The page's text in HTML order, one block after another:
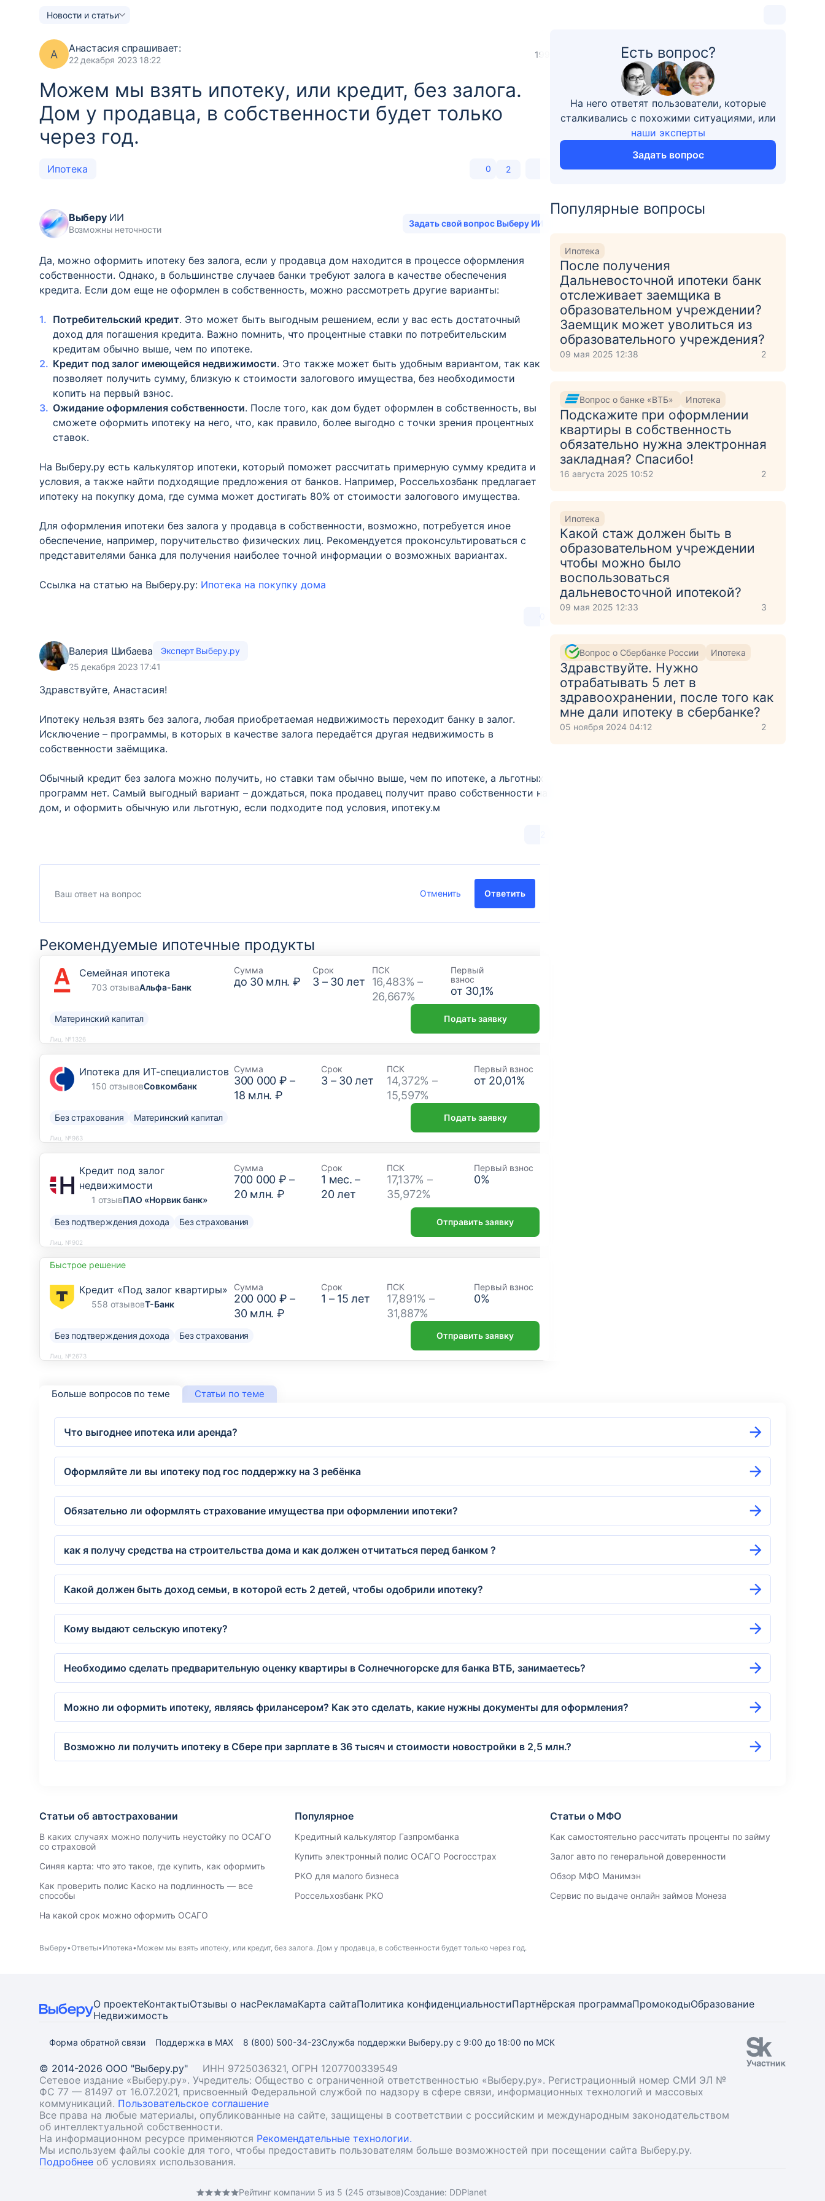
Новости и статьи
А Анастасия спрашивает:
22 декабря 2023 18:22
199
Можем мы взять ипотеку, или кредит, без залога.
Дом у продавца, в собственности будет только
через год.
Ипотека 0 2
ВыберуИИ
Возможны неточности
Задать свой вопрос Выберу ИИ
Да, можно оформить ипотеку без залога, если у продавца дом находится в процессе оформления
собственности. Однако, в большинстве случаев банки требуют залога в качестве обеспечения
кредита. Если дом еще не оформлен в собственность, можно рассмотреть другие варианты:
Потребительский кредит. Это может быть выгодным решением, если у вас есть достаточный
доход для погашения кредита. Важно помнить, что процентные ставки по потребительским
кредитам обычно выше, чем по ипотеке.
Кредит под залог имеющейся недвижимости. Это также может быть удобным вариантом, так как
позволяет получить сумму, близкую к стоимости залогового имущества, без необходимости
копить на первый взнос.
Ожидание оформления собственности. После того, как дом будет оформлен в собственность, вы
сможете оформить ипотеку на него, что, как правило, более выгодно с точки зрения процентных
ставок.
На Выберу.ру есть калькулятор ипотеки, который поможет рассчитать примерную сумму кредита и
условия, а также найти подходящие предложения от банков. Например, Россельхозбанк предлагает
ипотеку на покупку дома, где сумма может достигать 80% от стоимости залогового имущества.
Для оформления ипотеки без залога у продавца в собственности, возможно, потребуется иное
обеспечение, например, поручительство физических лиц. Рекомендуется проконсультироваться с
представителями банка для получения наиболее точной информации о возможных вариантах.
Ссылка на статью на Выберу.ру: Ипотека на покупку дома
0
Валерия Шибаева
Эксперт Выберу.ру
25 декабря 2023 17:41
Здравствуйте, Анастасия!
Ипотеку нельзя взять без залога, любая приобретаемая недвижимость переходит банку в залог.
Исключение – программы, в которых в качестве залога передаётся другая недвижимость в
собственности заёмщика.
Обычный кредит без залога можно получить, но ставки там обычно выше, чем по ипотеке, а льготных
программ нет. Самый выгодный вариант – дождаться, пока продавец получит право собственности на
дом, и оформить обычную или льготную, если подходите под условия, ипотеку.м
Отменить Ответить
Рекомендуемые ипотечные продукты
Семейная ипотека
703 отзываАльфа-Банк
Сумма
до 30 млн. ₽
Срок
3 – 30лет
ПСК
16,483% –
26,667%
Первый
взнос
от 30,1%
Материнский капитал Подать заявку
Лиц. №1326
Ипотека для ИТ-специалистов
150 отзывовСовкомбанк
Сумма
300 000 ₽ –
18 млн. ₽
Срок
3– 30лет
ПСК
14,372% –
15,597%
Первый взнос
от 20,01%
Без страхования Материнский капитал Подать заявку
Лиц. №963
Кредит под залог
недвижимости
1 отзывПАО «Норвик банк»
Сумма
700 000 ₽ –
20 млн. ₽
Срок
1 мес. –
20лет
ПСК
17,137% –
35,972%
Первый взнос
0%
Без подтверждения дохода Без страхования Отправить заявку
Лиц. №902
Быстрое решение
Кредит «Под залог квартиры»
558 отзывовТ-Банк
Сумма
200 000 ₽ –
30 млн. ₽
Срок
1 – 15 лет
ПСК
17,891% –
31,887%
Первый взнос
0%
Без подтверждения дохода Без страхования Отправить заявку
Лиц. №2673
Есть вопрос?
На него ответят пользователи, которые
сталкивались с похожими ситуациями, или
наши эксперты
Задать вопрос
Популярные вопросы
Ипотека
После получения
Дальневосточной ипотеки банк
отслеживает заемщика в
образовательном учреждении?
Заемщик может уволиться из
образовательного учреждения?
09 мая 2025 12:38 2
Вопрос о банке «ВТБ» Ипотека
Подскажите при оформлении
квартиры в собственность
обязательно нужна электронная
закладная? Спасибо!
16 августа 2025 10:52 2
Ипотека
Какой стаж должен быть в
образовательном учреждении
чтобы можно было
воспользоваться
дальневосточной ипотекой?
09 мая 2025 12:33 3
Вопрос о Сбербанке России Ипотека
Здравствуйте. Нужно
отрабатывать 5 лет в
здравоохранении, после того как
мне дали ипотеку в сбербанке?
05 ноября 2024 04:12 2
Больше вопросов по теме Статьи по теме
Что выгоднее ипотека или аренда?
Оформляйте ли вы ипотеку под гос поддержку на 3 ребёнка
Обязательно ли оформлять страхование имущества при оформлении ипотеки?
как я получу средства на строительства дома и как должен отчитаться перед банком ?
Какой должен быть доход семьи, в которой есть 2 детей, чтобы одобрили ипотеку?
Кому выдают сельскую ипотеку?
Необходимо сделать предварительную оценку квартиры в Солнечногорске для банка ВТБ, занимаетесь?
Можно ли оформить ипотеку, являясь фрилансером? Как это сделать, какие нужны документы для оформления?
Возможно ли получить ипотеку в Сбере при зарплате в 36 тысяч и стоимости новостройки в 2,5 млн.?
Статьи об автостраховании
В каких случаях можно получить неустойку по ОСАГО
со страховой
Синяя карта: что это такое, где купить, как оформить
Как проверить полис Каско на подлинность — все
способы
На какой срок можно оформить ОСАГО
Популярное
Кредитный калькулятор Газпромбанка
Купить электронный полис ОСАГО Росгосстрах
РКО для малого бизнеса
Россельхозбанк РКО
Статьи о МФО
Как самостоятельно рассчитать проценты по займу
Залог авто по генеральной доверенности
Обзор МФО Манимэн
Сервис по выдаче онлайн займов Монеза
Выберу Ответы Ипотека Можем мы взять ипотеку, или кредит, без залога. Дом у продавца, в собственности будет только через год.
О проектеКонтактыОтзывы о насРекламаКарта сайтаПолитика конфиденциальностиПартнёрская программаПромокодыОбразование
Недвижимость
Форма обратной связи Поддержка в MAX 8 (800) 500-34-23Служба поддержки Выберу.ру с 9:00 до 18:00 по МСК
© 2014-2026 ООО "Выберу.ру"
ИНН 9725036321, ОГРН 1207700339549
Сетевое издание «Выберу.ру». Учредитель: Общество с ограниченной ответственностью «Выберу.ру». Регистрационный номер СМИ ЭЛ №
ФС 77 — 81497 от 16.07.2021, присвоенный Федеральной службой по надзору в сфере связи, информационных технологий и массовых
коммуникаций. Пользовательское соглашение
Все права на любые материалы, опубликованные на сайте, защищены в соответствии с российским и международным законодательством
об интеллектуальной собственности.
На информационном ресурсе применяются Рекомендательные технологии.
Мы используем файлы cookie для того, чтобы предоставить пользователям больше возможностей при посещении сайта Выберу.ру.
Подробнее об условиях использования.
Рейтинг компании 5 из 5 (245 отзывов)Создание: DDPlanet